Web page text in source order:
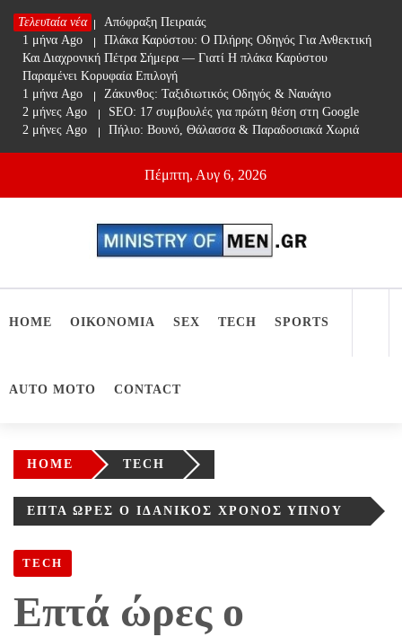
Skip
content
Τελευταία νέα
1 μήνα Ago
Απόφραξη Πειραιάς
1 μήνα Ago
Πλάκα Καρύστου: Ο Πλήρης Οδηγός Για Ανθεκτική
Και Διαχρονική Πέτρα Σήμερα — Γιατί Η πλάκα Καρύστου
Παραμένει Κορυφαία Επιλογή
1 μήνα Ago
Ζάκυνθος: Ταξιδιωτικός Οδηγός & Ναυάγιο
2 μήνες Ago
SEO: 17 συμβουλές για πρώτη θέση στη Google
2 μήνες Ago
Πήλιο: Βουνό, Θάλασσα & Παραδοσιακά Χωριά
Πέμπτη, Αυγ 6, 2026
Ministry Of Men
HOME ΟΙΚΟΝΟΜΙΑ SEX TECH SPORTS
AUTO MOTO CONTACT
HOME TECH
ΕΠΤΆ ΏΡΕΣ Ο ΙΔΑΝΙΚΌΣ ΧΡΌΝΟΣ ΎΠΝΟΥ
TECH
Επτά ώρες ο